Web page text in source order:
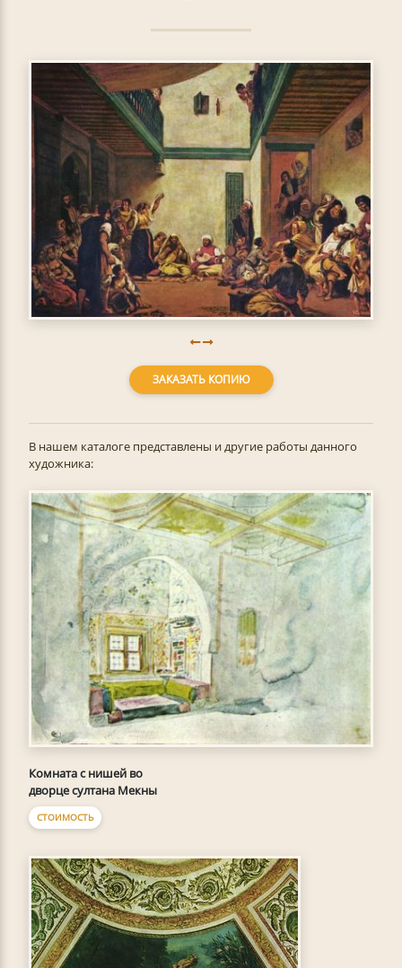
ЗАКАЗАТЬ КОПИЮ
В нашем каталоге представлены и другие работы данного
художника:
Комната с нишей во
дворце султана Мекны
СТОИМОСТЬ